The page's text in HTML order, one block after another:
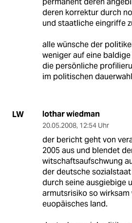
deren korrektur durch
und staatliche eingriffe
alle wünsche der
weniger auf eine
die persönliche
im politischen
LW lothar wiedman
20.05.2008, 12:54 Uhr
der bericht geht von
2005 aus und blendet
witschaftsaufschwung
der deutsche
durch seine ausgiebige
armutsrisiko so wirksam
euopäisches land.